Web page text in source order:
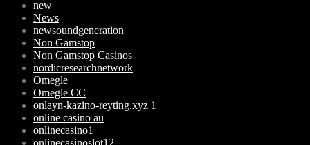
new
News
newsoundgeneration
Non Gamstop
Non Gamstop Casinos
nordicresearchnetwork
Omegle
Omegle CC
onlayn-kazino-reyting.xyz 1
online casino au
onlinecasino1
onlinecasinoslot12